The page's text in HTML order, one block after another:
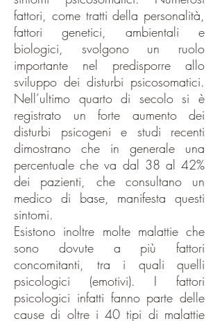
fattori, come tratti della personalità,
fattori genetici, ambientali e
biologici, svolgono un ruolo
importante nel predisporre allo
sviluppo dei disturbi psicosomatici.
Nell’ultimo quarto di secolo si è
registrato un forte aumento dei
disturbi psicogeni e studi recenti
dimostrano che in generale una
percentuale che va dal 38 al 42%
dei pazienti, che consultano un
medico di base, manifesta questi
sintomi.
Esistono inoltre molte malattie che
sono dovute a più fattori
concomitanti, tra i quali quelli
psicologici (emotivi). I fattori
psicologici infatti fanno parte delle
cause di oltre i 40 tipi di malattie